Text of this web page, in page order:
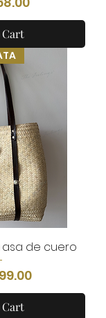
Cart
de cuero
Cart